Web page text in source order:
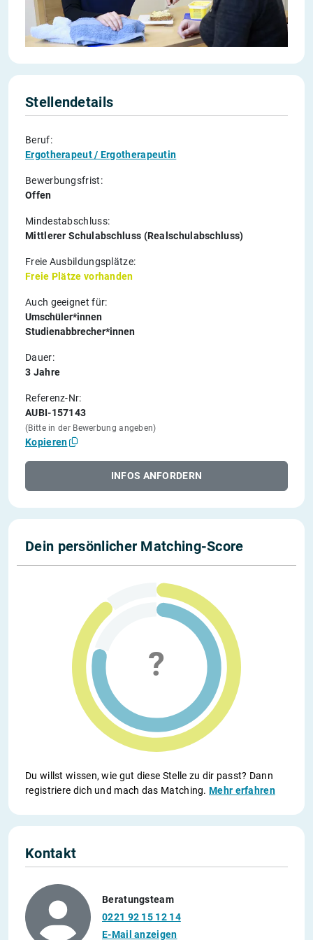
Stellendetails
Beruf:
Ergotherapeut / Ergotherapeutin
Bewerbungsfrist:
Offen
Mindestabschluss:
Mittlerer Schulabschluss (Realschulabschluss)
Freie Ausbildungsplätze:
Freie Plätze vorhanden
Auch geeignet für:
Umschüler*innen
Studienabbrecher*innen
Dauer:
3 Jahre
Referenz-Nr:
AUBI-157143
(Bitte in der Bewerbung angeben)
Kopieren
INFOS ANFORDERN
Dein persönlicher Matching-Score
Du willst wissen, wie gut diese Stelle zu dir passt? Dann
registriere dich und mach das Matching.Mehr erfahren
Kontakt
Beratungsteam
0221 92 15 12 14
E-Mail anzeigen